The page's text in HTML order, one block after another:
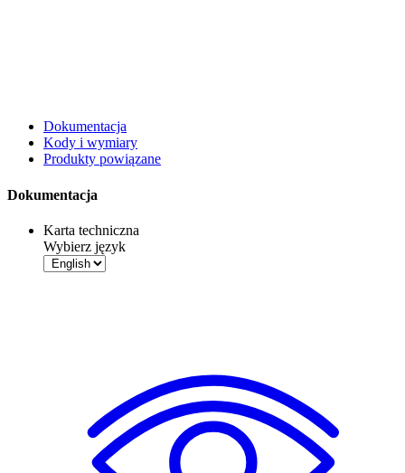
Dokumentacja
Kody i wymiary
Produkty powiązane
Dokumentacja
Karta techniczna
Wybierz język